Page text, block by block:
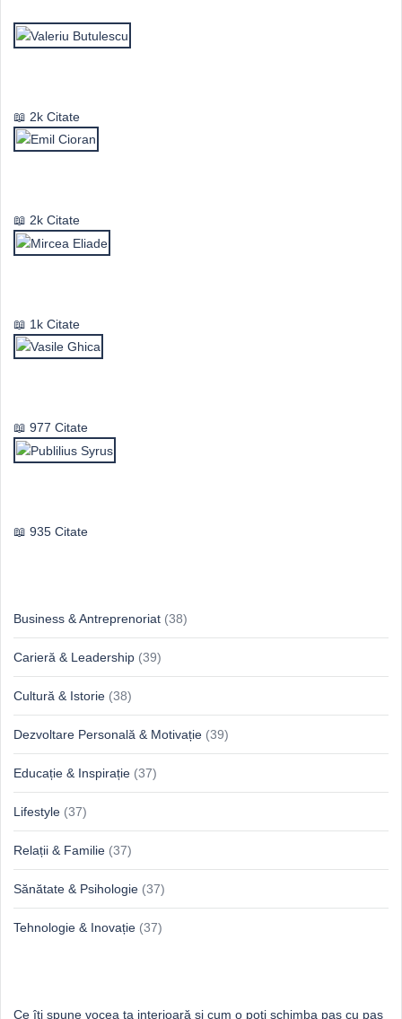
2k Citate
2k Citate
1k Citate
977 Citate
935 Citate
Business & Antreprenoriat (38)
Carieră & Leadership (39)
Cultură & Istorie (38)
Dezvoltare Personală & Motivație (39)
Educație & Inspirație (37)
Lifestyle (37)
Relații & Familie (37)
Sănătate & Psihologie (37)
Tehnologie & Inovație (37)
Ce îți spune vocea ta interioară și cum o poți schimba pas cu pas